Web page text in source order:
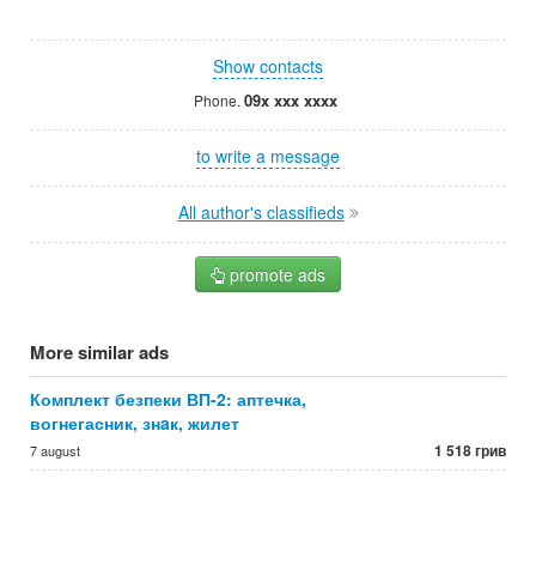
Show contacts
Phone. 09x xxx xxxx
to write a message
All author's classifieds
promote ads
More similar ads
Комплект безпеки ВП-2: аптечка,
вогнегасник, знaк, жилет
7 august 1 518 грив